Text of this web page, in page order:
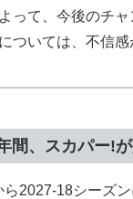
って、今後のチ
ついては、不信感
間、スカパー!
2027-18シーズ